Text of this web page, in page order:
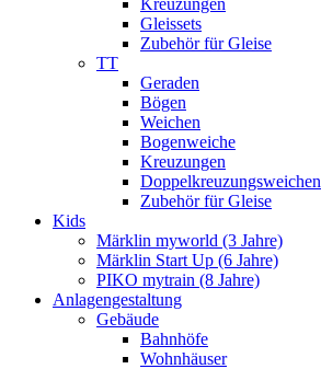
Kreuzungen
Gleissets
Zubehör für Gleise
TT
Geraden
Bögen
Weichen
Bogenweiche
Kreuzungen
Doppelkreuzungsweichen
Zubehör für Gleise
Kids
Märklin myworld (3 Jahre)
Märklin Start Up (6 Jahre)
PIKO mytrain (8 Jahre)
Anlagengestaltung
Gebäude
Bahnhöfe
Wohnhäuser